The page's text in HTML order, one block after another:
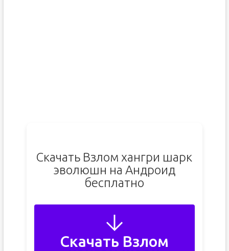
Скачать Взлом хангри шарк
эволюшн на Андроид
бесплатно
Скачать Взлом